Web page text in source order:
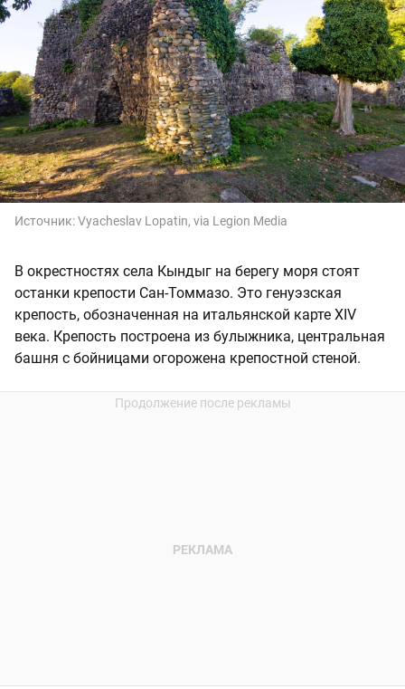
Источник:Vyacheslav Lopatin, via Legion Media
В окрестностях села Кындыг на берегу моря стоят
останки крепости Сан-Томмазо. Это генуэзская
крепость, обозначенная на итальянской карте XIV
века. Крепость построена из булыжника, центральная
башня с бойницами огорожена крепостной стеной.